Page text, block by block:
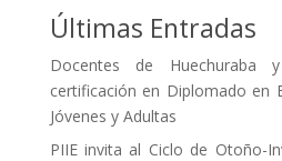
Últimas Entradas
Docentes de Huechuraba
certificación en Diplomado en
Jóvenes y Adultas
PIIE invita al Ciclo de Otoño-